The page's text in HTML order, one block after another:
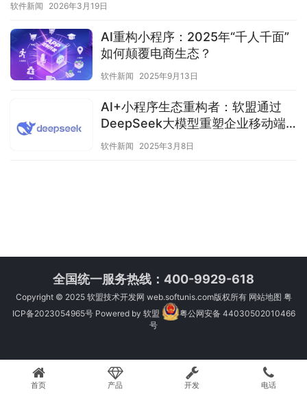
软件新闻 2026年3月19日
AI重构小程序：2025年“千人千面”
如何颠覆电商生态？
软件新闻 2025年9月13日
AI+小程序生态重构者：软盟通过
DeepSeek大模型重塑企业移动端
智能体验
软件新闻 2025年3月8日
全国统一服务热线：400-9929-618
Copyright © 2025 软盟技术开发网 web.softunis.com版权所有 网站地图 粤
ICP备2023054965号Powered by 软盟
粤公网安备 44030502010466
号
首页 产品 开发 电话